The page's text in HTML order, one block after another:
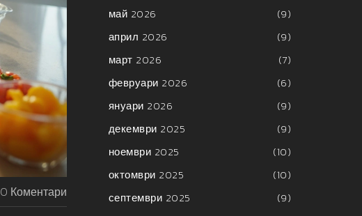
0 Коментари
май 2026
(9)
април 2026
(9)
март 2026
(7)
февруари 2026
(6)
януари 2026
(9)
декември 2025
(9)
ноември 2025
(10)
октомври 2025
(10)
септември 2025
(9)